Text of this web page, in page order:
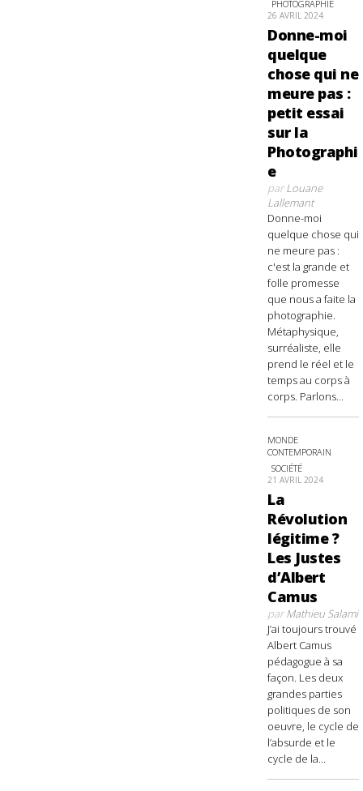
PHOTOGRAPHIE
26 AVRIL 2024
Donne-moi
quelque
chose qui ne
meure pas :
petit essai
sur la
Photographi
e
parLouane
Lallemant
Donne-moi
quelque chose qui
ne meure pas :
c'est la grande et
folle promesse
que nous a faite la
photographie.
Métaphysique,
surréaliste, elle
prend le réel et le
temps au corps à
corps. Parlons...
MONDE
CONTEMPORAIN
SOCIÉTÉ
21 AVRIL 2024
La
Révolution
légitime ?
Les Justes
d’Albert
Camus
parMathieu Salami
J’ai toujours trouvé
Albert Camus
pédagogue à sa
façon. Les deux
grandes parties
politiques de son
oeuvre, le cycle de
l’absurde et le
cycle de la...